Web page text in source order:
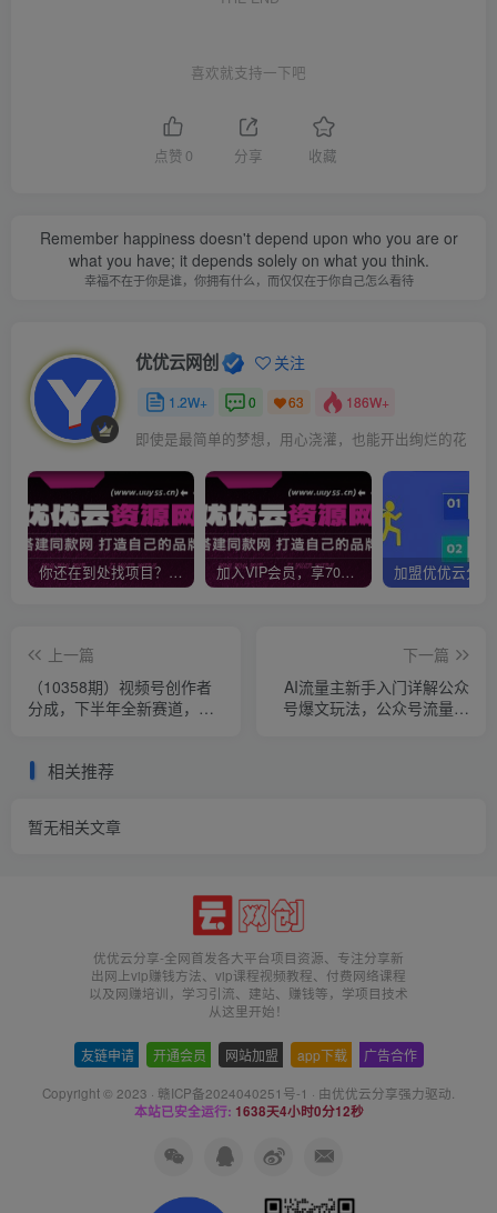
喜欢就支持一下吧
点赞 0 分享 收藏
Remember happiness doesn't depend upon who you are or
what you have; it depends solely on what you think.
幸福不在于你是谁，你拥有什么，而仅仅在于你自己怎么看待
优优云网创 关注
1.2W+ 0 63 186W+
即使是最简单的梦想，用心浇灌，也能开出绚烂的花
你还在到处找项目？还在当韭菜？我靠网创资源站一个月收入5万+，曾经我也是个失败者。 加入VIP会员，享70%的推广提成，免费学习多种网上创业课程，菜鸟秒变大神！
上一篇
（10358期）视频号创作者
分成，下半年全新赛道，稳
下一篇
AI流量主新手入门详解公众
号爆文玩法，公众号流量主
相关推荐
暂无相关文章
优优云分享-全网首发各大平台项目资源、专注分享新
出网上vip赚钱方法、vip课程视频教程、付费网络课程
以及网赚培训，学习引流、建站、赚钱等，学项目技术
从这里开始！
友链申请 开通会员 网站加盟 app下载 广告合作
Copyright © 2023 · 赣ICP备2024040251号-1 · 由优优云分享强力驱动.
本站已安全运行: 1638天4小时0分13秒